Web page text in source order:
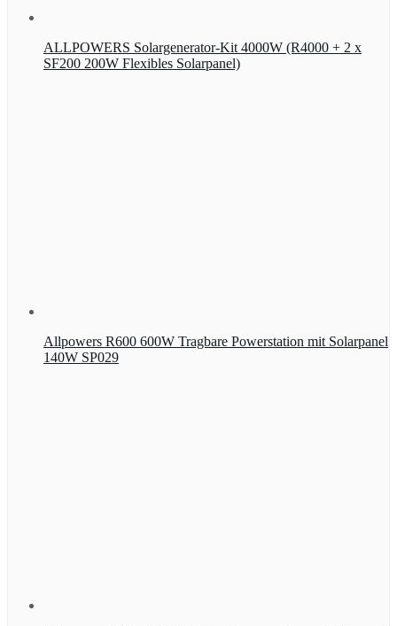
ALLPOWERS Solargenerator-Kit 4000W (R4000 + 2 x
SF200 200W Flexibles Solarpanel)
Allpowers R600 600W Tragbare Powerstation mit Solarpanel
140W SP029